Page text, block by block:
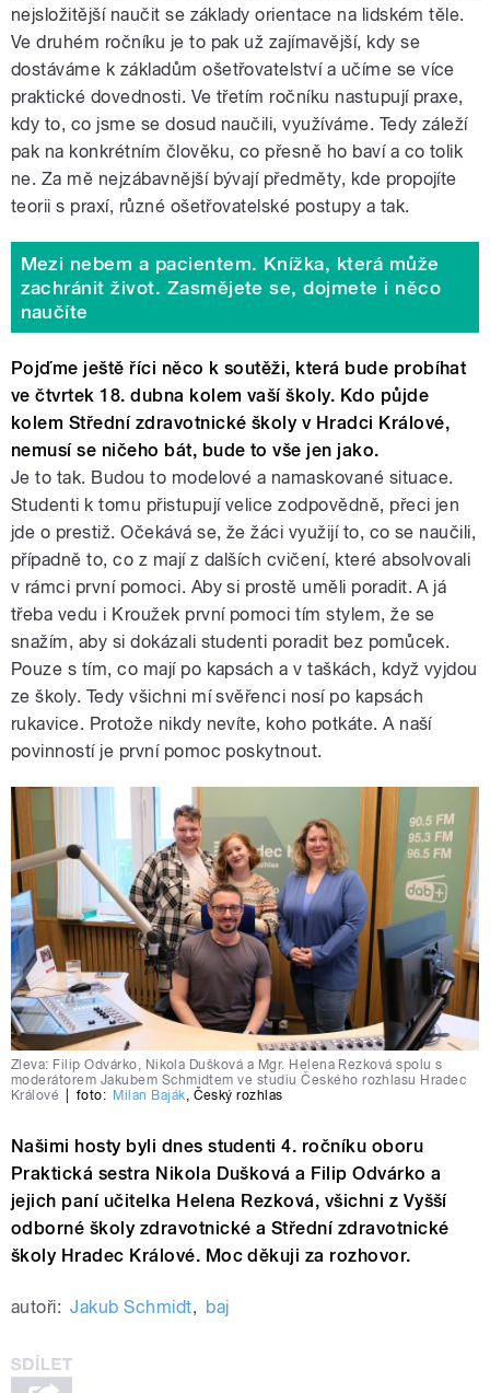
nejsložitější naučit se základy orientace na lidském těle.
Ve druhém ročníku je to pak už zajímavější, kdy se
dostáváme k základům ošetřovatelství a učíme se více
praktické dovednosti. Ve třetím ročníku nastupují praxe,
kdy to, co jsme se dosud naučili, využíváme. Tedy záleží
pak na konkrétním člověku, co přesně ho baví a co tolik
ne. Za mě nejzábavnější bývají předměty, kde propojíte
teorii s praxí, různé ošetřovatelské postupy a tak.
Mezi nebem a pacientem. Knížka, která může
zachránit život. Zasmějete se, dojmete i něco
naučíte
Pojďme ještě říci něco k soutěži, která bude probíhat
ve čtvrtek 18. dubna kolem vaší školy. Kdo půjde
kolem Střední zdravotnické školy v Hradci Králové,
nemusí se ničeho bát, bude to vše jen jako.
Je to tak. Budou to modelové a namaskované situace.
Studenti k tomu přistupují velice zodpovědně, přeci jen
jde o prestiž. Očekává se, že žáci využijí to, co se naučili,
případně to, co z mají z dalších cvičení, které absolvovali
v rámci první pomoci. Aby si prostě uměli poradit. A já
třeba vedu i Kroužek první pomoci tím stylem, že se
snažím, aby si dokázali studenti poradit bez pomůcek.
Pouze s tím, co mají po kapsách a v taškách, když vyjdou
ze školy. Tedy všichni mí svěřenci nosí po kapsách
rukavice. Protože nikdy nevíte, koho potkáte. A naší
povinností je první pomoc poskytnout.
Zleva: Filip Odvárko, Nikola Dušková a Mgr. Helena Rezková spolu s
moderátorem Jakubem Schmidtem ve studiu Českého rozhlasu Hradec
Králové
foto: Milan Baják, Český rozhlas
Našimi hosty byli dnes studenti 4. ročníku oboru
Praktická sestra Nikola Dušková a Filip Odvárko a
jejich paní učitelka Helena Rezková, všichni z Vyšší
odborné školy zdravotnické a Střední zdravotnické
školy Hradec Králové. Moc děkuji za rozhovor.
autoři: Jakub Schmidt, baj